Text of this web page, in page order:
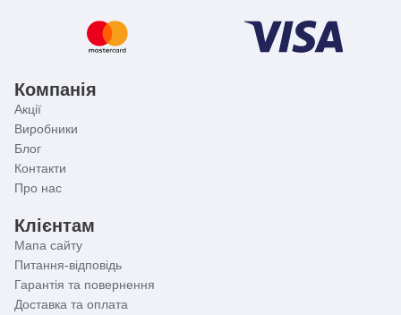
Компанія
Акції
Виробники
Блог
Контакти
Про нас
Клієнтам
Мапа сайту
Питання-відповідь
Гарантія та повернення
Доставка та оплата